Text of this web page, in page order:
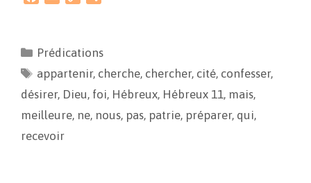
b
o
o
l
L
i
a
g
e
Prédications
appartenir, cherche, chercher, cité, confesser,
désirer, Dieu, foi, Hébreux, Hébreux 11, mais,
meilleure, ne, nous, pas, patrie, préparer, qui,
recevoir